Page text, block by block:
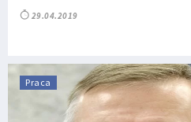
29.04.2019
Praca